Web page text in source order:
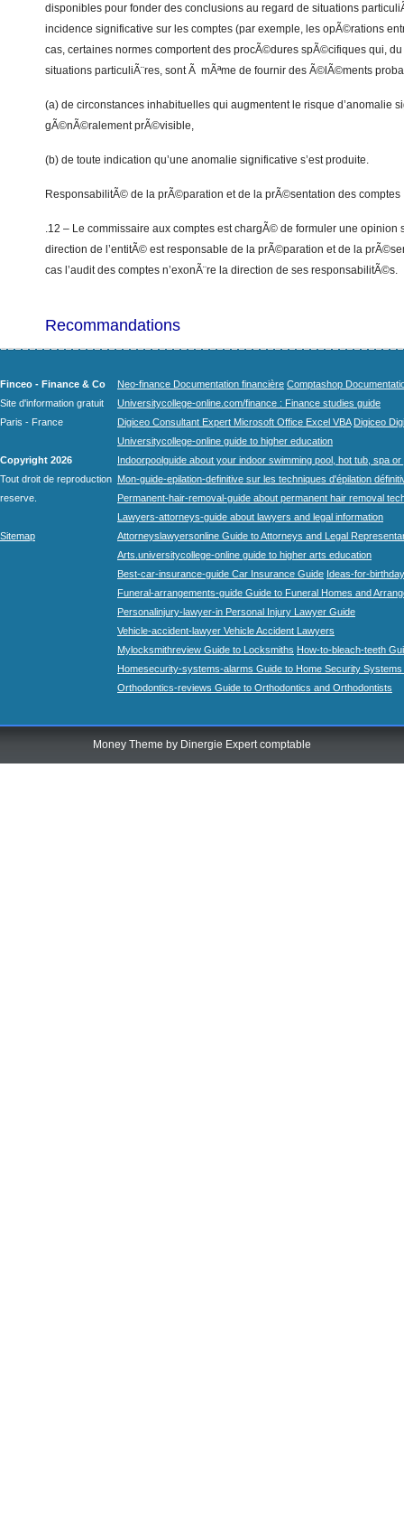
disponibles pour fonder des conclusions au regard de situations
incidence significative sur les comptes (par exemple, les opÃ©rations
cas, certaines normes comportent des procÃ©dures spÃ©cifiques qui,
situations particuliÃ¨res, sont Ã mÃªme de fournir des Ã©lÃ©ments
(a) de circonstances inhabituelles qui augmentent le risque d’anomalie
gÃ©nÃ©ralement prÃ©visible,
(b) de toute indication qu’une anomalie significative s’est produite.
ResponsabilitÃ© de la prÃ©paration et de la prÃ©sentation des comptes
.12 – Le commissaire aux comptes est chargÃ© de formuler une opinion
direction de l’entitÃ© est responsable de la prÃ©paration et de la
cas l’audit des comptes n’exonÃ¨re la direction de ses responsabilitÃ©s.
Recommandations
Finceo - Finance & Co
Site d'information gratuit
Paris - France
Copyright 2026
Tout droit de reproduction
reserve.
Sitemap
Neo-finance Documentation financière Comptashop
Universitycollege-online.com/finance : Finance studies guide
Digiceo Consultant Expert Microsoft Office Excel VBA Digiceo
Universitycollege-online guide to higher education
Indoorpoolguide about your indoor swimming pool, hot tub, spa
Mon-guide-epilation-definitive sur les techniques d'épilation
Permanent-hair-removal-guide about permanent hair removal
Lawyers-attorneys-guide about lawyers and legal information
Attorneyslawyersonline Guide to Attorneys and Legal
Arts.universitycollege-online guide to higher arts education
Best-car-insurance-guide Car Insurance Guide Ideas-for-
Funeral-arrangements-guide Guide to Funeral Homes and
Personalinjury-lawyer-in Personal Injury Lawyer Guide
Vehicle-accident-lawyer Vehicle Accident Lawyers
Mylocksmithreview Guide to Locksmiths How-to-bleach-teeth
Homesecurity-systems-alarms Guide to Home Security Systems
Orthodontics-reviews Guide to Orthodontics and Orthodontists
Money Theme by Dinergie Expert comptable